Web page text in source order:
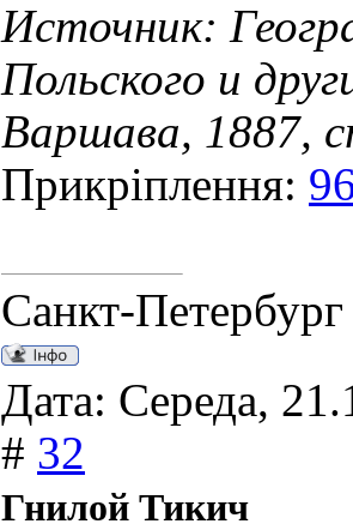
Источник:
Польского и
Варшава, 1887,
Прикріплення:
Санкт-Петербург
Дата: Середа,
# 32
Гнилой Тикич